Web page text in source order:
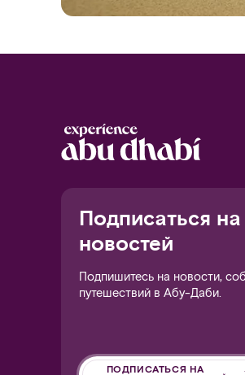
Подписаться
новостей
Подпишитесь на новости,
путешествий в Абу-Даби.
ПОДПИСАТЬСЯ НА